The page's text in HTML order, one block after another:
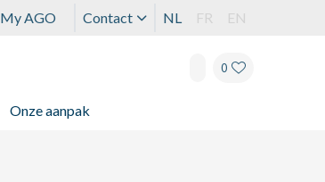
My AGO Contact NL FR EN
Onze aanpak
0